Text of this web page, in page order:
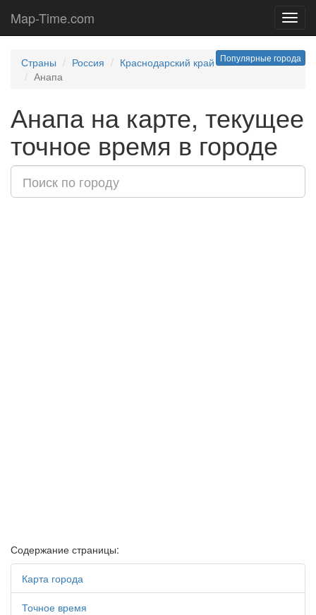
Map-Time.com
Популярные города
Страны Россия
Краснодарский край
Анапа
Анапа на карте, текущее
точное время в городе
Содержание страницы:
Карта города
Точное время